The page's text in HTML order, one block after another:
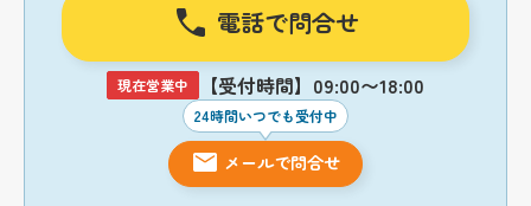
電話で問合せ
現在営業中 【受付時間】09:00〜18:00
24時間いつでも受付中
メールで問合せ